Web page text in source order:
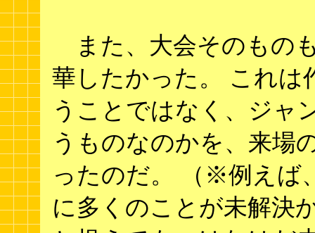
また、大会そのもの
華したかった。 これは
うことではなく、ジャ
うものなのかを、来場
ったのだ。 （※例えば
に多くのことが未解決